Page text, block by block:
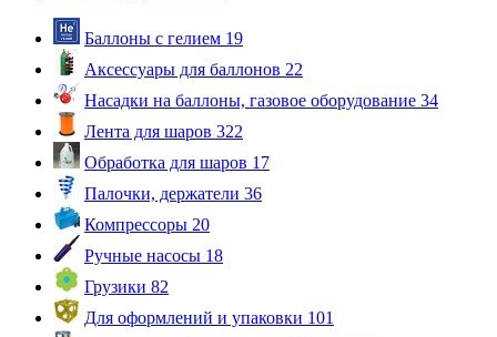
Баллоны с гелием 19
Аксессуары для баллонов 22
Насадки на баллоны, газовое оборудование 34
Лента для шаров 322
Обработка для шаров 17
Палочки, держатели 36
Компрессоры 20
Ручные насосы 18
Грузики 82
Для оформлений и упаковки 101